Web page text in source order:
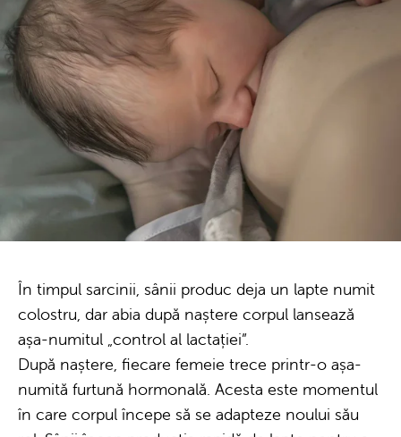
În timpul sarcinii, sânii produc deja un lapte numit
colostru, dar abia după naștere corpul lansează
așa-numitul „control al lactației”.
După naștere, fiecare femeie trece printr-o așa-
numită furtună hormonală. Acesta este momentul
în care corpul începe să se adapteze noului său